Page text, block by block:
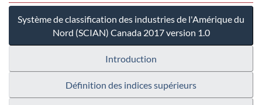
Système de classification des industries de l'Amérique du
Nord (SCIAN) Canada 2017 version 1.0
Introduction
Définition des indices supérieurs